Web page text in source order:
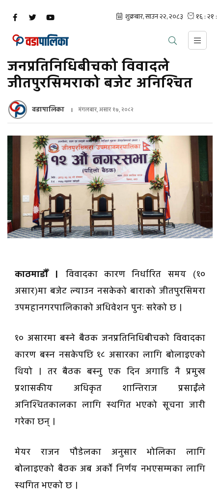
जनप्रतिनिधिबीचको विवादले
जीतपुरसिमराको बजेट अनिश्चित
वडापालिका मंगलबार, असार १७, २०८२
काठमाडौँ । विवादका कारण निर्धारित समय (१०
असार)मा बजेट ल्याउन नसकेको बाराको जीतपुरसिमरा
उपमहानगरपालिकाको अधिवेशन पुनः सरेको छ ।
१० असारमा बस्ने बैठक जनप्रतिनिधिबीचको विवादका
कारण बस्न नसकेपछि १८ असारका लागि बोलाइएको
थियो । तर बैठक बस्नु एक दिन अगाडि नै प्रमुख
प्रशासकीय अधिकृत शान्तिराज प्रसाईंले
अनिश्चितकालका लागि स्थगित भएको सूचना जारी
गरेका छन् ।
मेयर राजन पौडेलका अनुसार भोलिका लागि
बोलाइएको बैठक अब अर्को निर्णय नभएसम्मका लागि
स्थगित भएको छ ।